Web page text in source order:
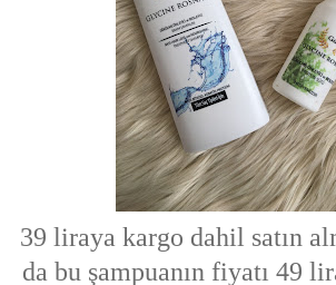
39 liraya kargo dahil satın
da bu şampuanın fiyatı 49